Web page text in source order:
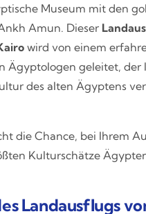
Museum mit den
Amun. Dieser
wird von einem
Ägyptologen geleitet, der
des alten Ägyptens
die Chance, bei Ihrem
Kulturschätze
Landausflugs